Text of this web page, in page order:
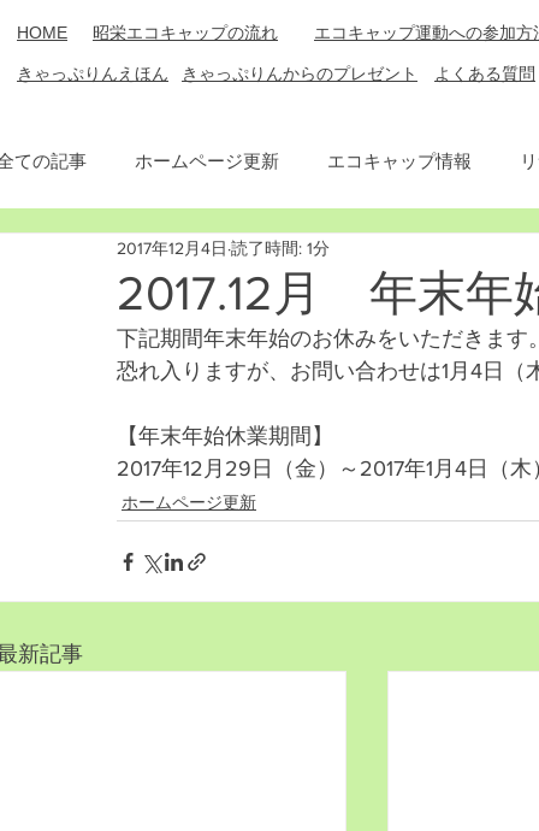
​HOME ​昭栄エコキャップの流れ エコキャップ運動への参加方
​きゃっぷりん​えほん ​きゃっぷりんからのプレゼント ​よくある質問
ての記事 ホームページ更新 エコキャップ情報
2017.12月 年末年
2017年12月4日 読了時間: 1分
下記期間年末年始のお休みをいただきます
恐れ入りますが、お問い合わせは1月4日
【年末年始休業期間】
2017年12月29日（金）～2017年1月4日（木
ホームページ更新
新記事